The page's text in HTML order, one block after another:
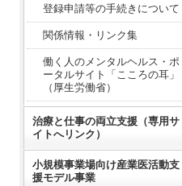
登録申請等の手続きについて
関係情報・リンク集
働く人のメンタルヘルス・ポ
ータルサイト「こころの耳」
（厚生労働省）
治療と仕事の両立支援（専用サ
イトへリンク）
小規模事業場向け産業医活動支
援モデル事業